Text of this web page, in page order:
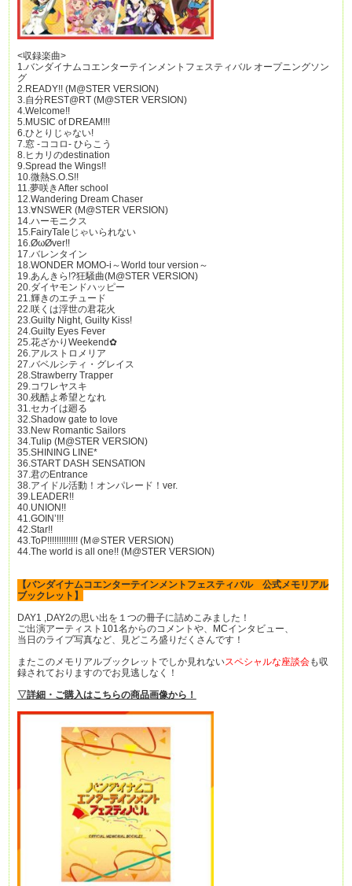
<収録楽曲>
1.バンダイナムコエンターテインメントフェスティバル オープニングソン
グ
2.READY!! (M@STER VERSION)
3.自分REST@RT (M@STER VERSION)
4.Welcome!!
5.MUSIC of DREAM!!!
6.ひとりじゃない!
7.窓 -ココロ- ひらこう
8.ヒカリのdestination
9.Spread the Wings!!
10.微熱S.O.S!!
11.夢咲きAfter school
12.Wandering Dream Chaser
13.∀NSWER (M@STER VERSION)
14.ハーモニクス
15.FairyTaleじゃいられない
16.ØωØver!!
17.バレンタイン
18.WONDER MOMO-i～World tour version～
19.あんきら!?狂騒曲(M@STER VERSION)
20.ダイヤモンドハッピー
21.輝きのエチュード
22.咲くは浮世の君花火
23.Guilty Night, Guilty Kiss!
24.Guilty Eyes Fever
25.花ざかりWeekend✿
26.アルストロメリア
27.バベルシティ・グレイス
28.Strawberry Trapper
29.コワレヤスキ
30.残酷よ希望となれ
31.セカイは廻る
32.Shadow gate to love
33.New Romantic Sailors
34.Tulip (M@STER VERSION)
35.SHINING LINE*
36.START DASH SENSATION
37.君のEntrance
38.アイドル活動！オンパレード！ver.
39.LEADER!!
40.UNION!!
41.GOIN’!!!
42.Star!!
43.ToP!!!!!!!!!!!!! (M＠STER VERSION)
44.The world is all one!! (M@STER VERSION)
【バンダイナムコエンターテインメントフェスティバル 公式メモリアル
ブックレット】
DAY1 ,DAY2の思い出を１つの冊子に詰めこみました！
ご出演アーティスト101名からのコメントや、MCインタビュー、
当日のライブ写真など、見どころ盛りだくさんです！
またこのメモリアルブックレットでしか見れないスペシャルな座談会も収
録されておりますのでお見逃しなく！
▽詳細・ご購入はこちらの商品画像から！